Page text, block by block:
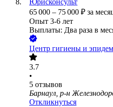
Юрисконсульт
65 000 – 75 000 ₽ за
Опыт 3-6 лет
Выплаты: Два раза в
Центр гигиены и
3.7
•
5 отзывов
Барнаул, р-н
Откликнуться